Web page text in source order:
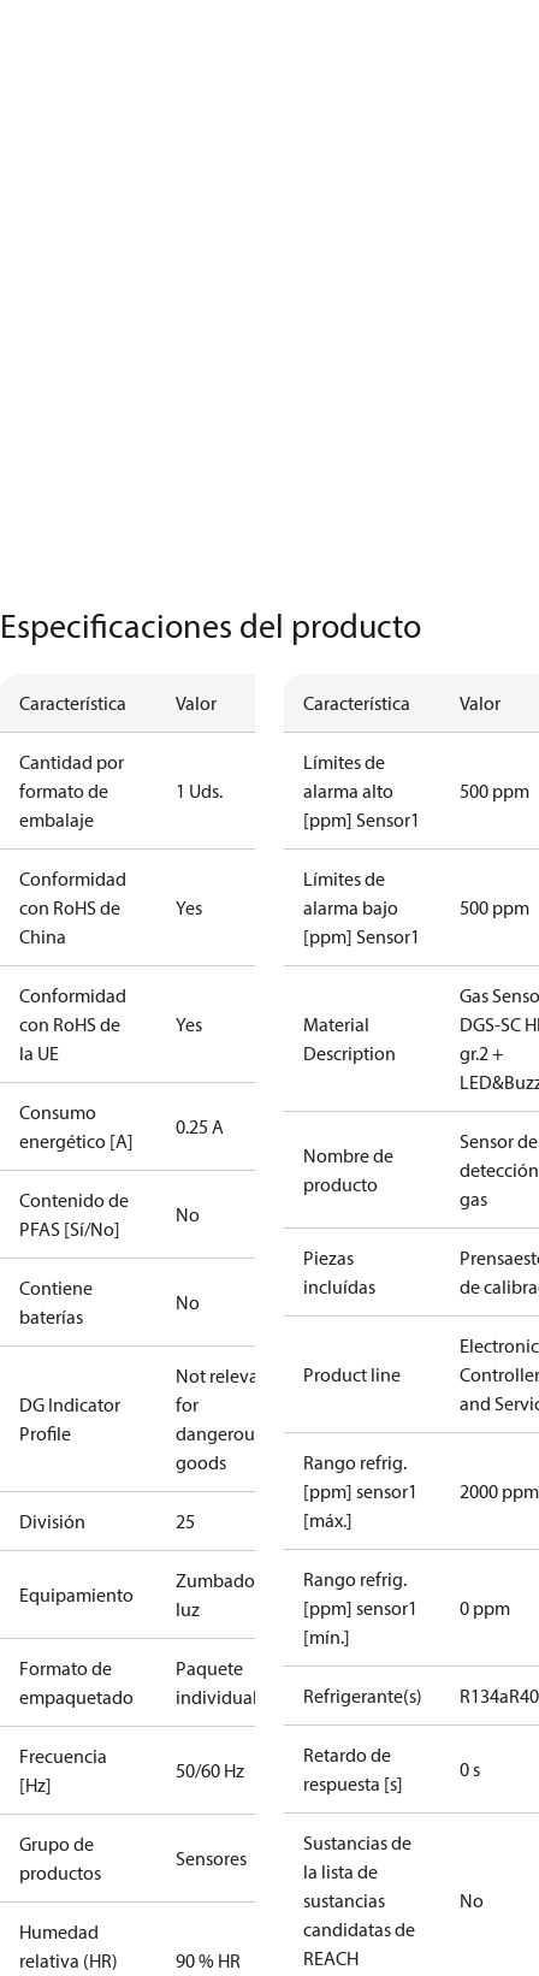
Especificaciones del producto
Característica Valor
Cantidad por
formato de
embalaje
1 Uds.
Conformidad
con RoHS de
China
Yes
Conformidad
con RoHS de
la UE
Yes
Consumo
energético [A]
0.25 A
Contenido de
PFAS [Sí/No]
No
Contiene
baterías
No
DG Indicator
Profile
Not relevant
for
dangerous
goods
División 25
Equipamiento
Zumbadory
luz
Formato de
empaquetado
Paquete
individual
Frecuencia
[Hz]
50/60 Hz
Grupo de
productos
Sensores
Humedad
relativa (HR)
90 % HR
Característica Valor
Límites de
alarma alto
[ppm] Sensor1
500 ppm
Límites de
alarma bajo
[ppm] Sensor1
500 ppm
Material
Description
Gas
DGS-SC
gr.2 +
Nombre de
producto
Sensor de
gas
Piezas
incluídas
de
Product line
Electronic
and
Rango refrig.
[ppm] sensor1
[máx.]
2000 ppm
Rango refrig.
[ppm] sensor1
[mín.]
0 ppm
Refrigerante(s) R134a
Retardo de
respuesta [s]
0 s
Sustancias de
la lista de
sustancias
candidatas de
REACH
No